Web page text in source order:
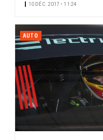
10 DÉC. 2017 • 11:24
AUTO